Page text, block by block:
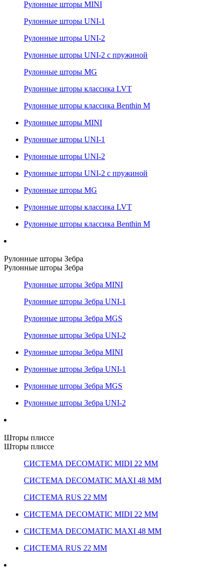
Рулонные шторы MINI
Рулонные шторы UNI-1
Рулонные шторы UNI-2
Рулонные шторы UNI-2 с пружиной
Рулонные шторы MG
Рулонные шторы классика LVT
Рулонные шторы классика Benthin M
Рулонные шторы MINI
Рулонные шторы UNI-1
Рулонные шторы UNI-2
Рулонные шторы UNI-2 с пружиной
Рулонные шторы MG
Рулонные шторы классика LVT
Рулонные шторы классика Benthin M
Рулонные шторы Зебра
Рулонные шторы Зебра
Рулонные шторы Зебра MINI
Рулонные шторы Зебра UNI-1
Рулонные шторы Зебра MGS
Рулонные шторы Зебра UNI-2
Рулонные шторы Зебра MINI
Рулонные шторы Зебра UNI-1
Рулонные шторы Зебра MGS
Рулонные шторы Зебра UNI-2
Шторы плиссе
Шторы плиссе
СИСТЕМА DECOMATIC MIDI 22 ММ
СИСТЕМА DECOMATIC MAXI 48 ММ
СИСТЕМА RUS 22 ММ
СИСТЕМА DECOMATIC MIDI 22 ММ
СИСТЕМА DECOMATIC MAXI 48 ММ
СИСТЕМА RUS 22 ММ